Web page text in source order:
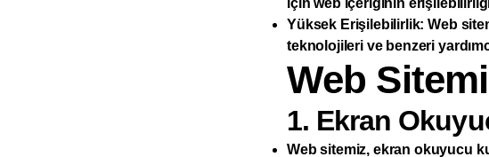
Yüksek Erişilebilirlik: Web
teknolojileri ve benzeri
Web
1. Ekran
Web sitemiz, ekran okuyucu